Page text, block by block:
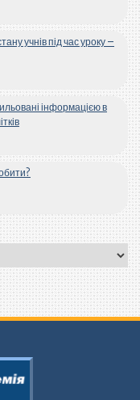
учнів під час уроку –
інформацією в